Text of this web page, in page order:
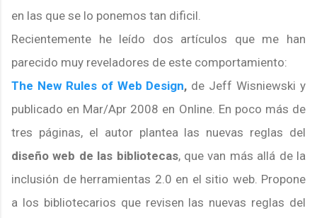
en las que se lo ponemos tan dificil.
Recientemente he leído dos artículos que me han
parecido muy reveladores de este comportamiento:
The New Rules of Web Design, de Jeff Wisniewski y
publicado en Mar/Apr 2008 en Online. En poco más de
tres páginas, el autor plantea las nuevas reglas del
diseño web de las bibliotecas, que van más allá de la
inclusión de herramientas 2.0 en el sitio web. Propone
a los bibliotecarios que revisen las nuevas reglas del